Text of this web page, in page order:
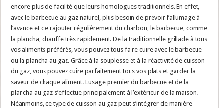
encore plus de facilité que leurs homologues traditionnels. En effet,
avec le barbecue au gaz naturel, plus besoin de prévoir l’allumage à
l’avance et de rajouter régulièrement du charbon, le barbecue, comme
la plancha, chauffe très rapidement. De la traditionnelle grillade à tous
vos aliments préférés, vous pouvez tous faire cuire avec le barbecue
ou la plancha au gaz. Grâce à la souplesse et à la réactivité de cuisson
du gaz, vous pouvez cuire parfaitement tous vos plats et garder la
saveur de chaque aliment. L’usage premier du barbecue et de la
plancha au gaz s’effectue principalement à l’extérieur de la maison.
Néanmoins, ce type de cuisson au gaz peut s’intégrer de manière